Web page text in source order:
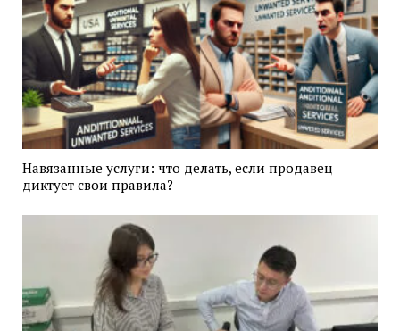
Навязанные услуги: что делать, если продавец
диктует свои правила?